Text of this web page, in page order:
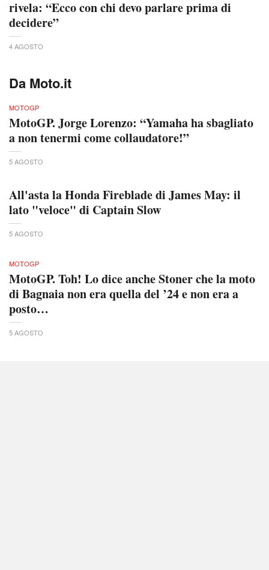
rivela: “Ecco con chi devo parlare prima di
decidere”
4 AGOSTO
Da Moto.it
MOTOGP
MotoGP. Jorge Lorenzo: “Yamaha ha sbagliato
a non tenermi come collaudatore!”
5 AGOSTO
All'asta la Honda Fireblade di James May: il
lato "veloce" di Captain Slow
5 AGOSTO
MOTOGP
MotoGP. Toh! Lo dice anche Stoner che la moto
di Bagnaia non era quella del ’24 e non era a
posto…
5 AGOSTO